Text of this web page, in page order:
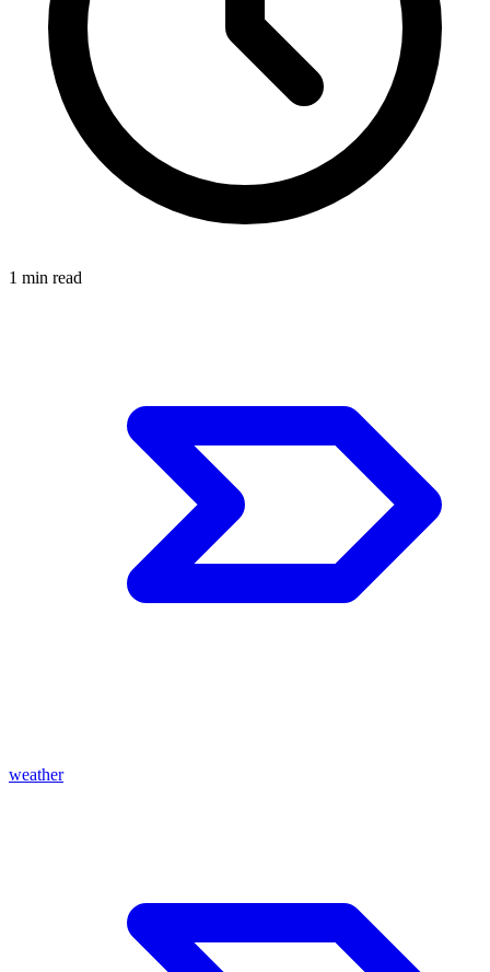
1 min read
weather